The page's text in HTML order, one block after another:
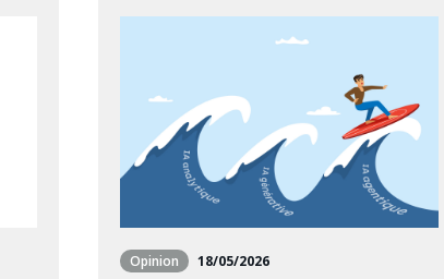
Opinion 18/05/2026